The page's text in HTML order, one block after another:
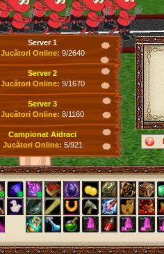
Server 1
Jucători Online: 9/2640
Server 2
Jucători Online: 9/1670
Server 3
Jucători Online: 8/1160
Campionat Aidraci
Jucători Online: 5/921